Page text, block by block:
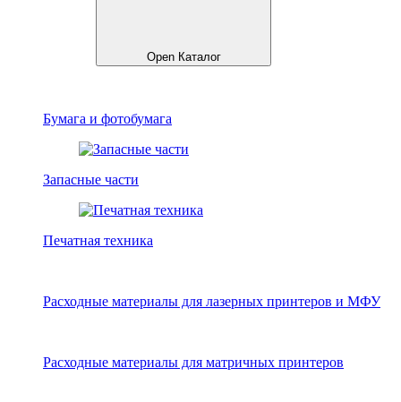
Open Каталог
Бумага и фотобумага
Запасные части
Печатная техника
Расходные материалы для лазерных принтеров и МФУ
Расходные материалы для матричных принтеров